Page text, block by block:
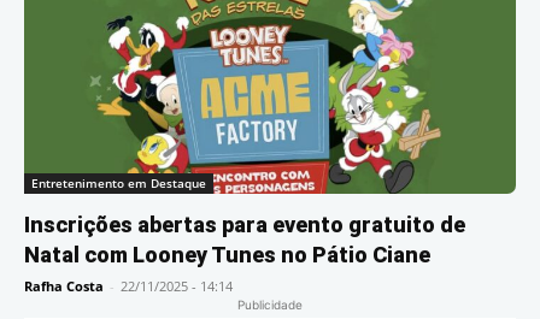
Entretenimento em Destaque
Inscrições abertas para evento gratuito de
Natal com Looney Tunes no Pátio Ciane
Rafha Costa - 22/11/2025 - 14:14
Publicidade